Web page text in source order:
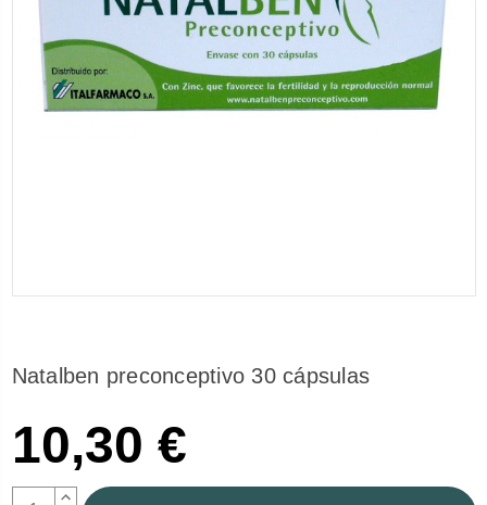
Natalben preconceptivo 30 cápsulas
10,30 €
AUMENTAR